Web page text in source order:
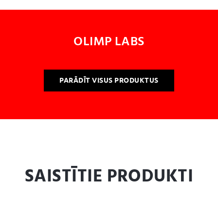
OLIMP LABS
PARĀDĪT VISUS PRODUKTUS
SAISTĪTIE PRODUKTI